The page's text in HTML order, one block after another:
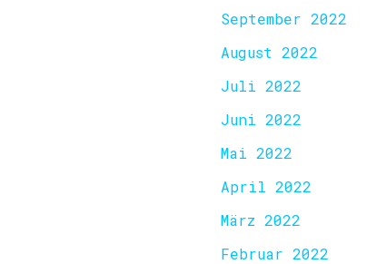
September 2022
August 2022
Juli 2022
Juni 2022
Mai 2022
April 2022
März 2022
Februar 2022